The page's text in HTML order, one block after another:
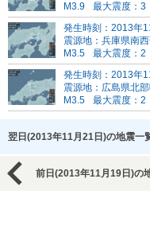
M3.9
最大震度：3
発生時刻：2013年
震源地：兵庫県南
M3.5
最大震度：2
発生時刻：2013年
震源地：広島県北
M3.5
最大震度：2
翌日(2013年11月21日)の地震一
前日(2013年11月19日)の